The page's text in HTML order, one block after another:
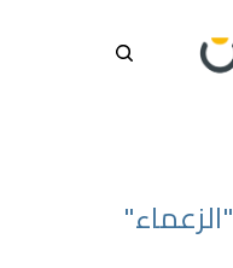
"الزعماء"